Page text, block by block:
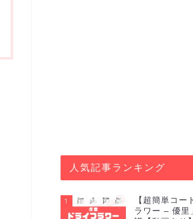
人気記事ランキング
1
【超簡単コー
ラワー – 優里